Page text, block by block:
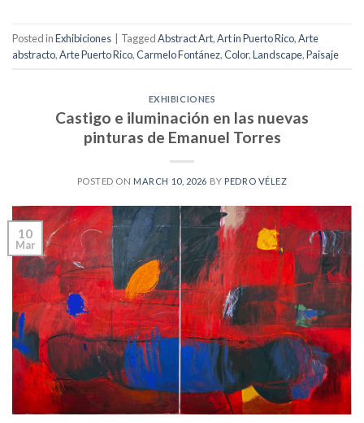
Posted inExhibiciones TaggedAbstract Art,Art in Puerto Rico,Arte
abstracto,Arte Puerto Rico,Carmelo Fontánez,Color,Landscape,Paisaje
EXHIBICIONES
Castigo e iluminación en las nuevas
pinturas de Emanuel Torres
POSTED ON MARCH 10, 2026 BY PEDRO VÉLEZ
10
Mar